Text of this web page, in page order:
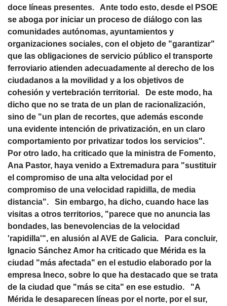
doce líneas presentes. Ante todo esto, desde el PSOE
se aboga por iniciar un proceso de diálogo con las
comunidades autónomas, ayuntamientos y
organizaciones sociales, con el objeto de "garantizar"
que las obligaciones de servicio público el transporte
ferroviario atienden adecuadamente al derecho de los
ciudadanos a la movilidad y a los objetivos de
cohesión y vertebración territorial. De este modo, ha
dicho que no se trata de un plan de racionalización,
sino de "un plan de recortes, que además esconde
una evidente intención de privatización, en un claro
comportamiento por privatizar todos los servicios".
Por otro lado, ha criticado que la ministra de Fomento,
Ana Pastor, haya venido a Extremadura para "sustituir
el compromiso de una alta velocidad por el
compromiso de una velocidad rapidilla, de media
distancia". Sin embargo, ha dicho, cuando hace las
visitas a otros territorios, "parece que no anuncia las
bondades, las benevolencias de la velocidad
'rapidilla'", en alusión al AVE de Galicia. Para concluir,
Ignacio Sánchez Amor ha criticado que Mérida es la
ciudad "más afectada" en el estudio elaborado por la
empresa Ineco, sobre lo que ha destacado que se trata
de la ciudad que "más se cita" en ese estudio. "A
Mérida le desaparecen líneas por el norte, por el sur,